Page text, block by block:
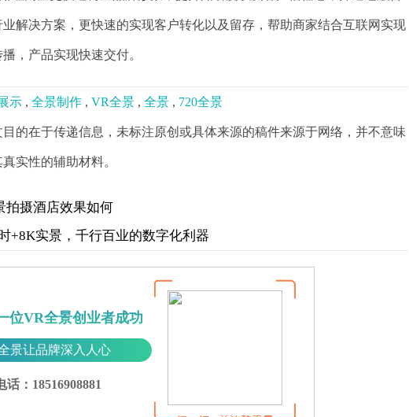
解决方案，更快速的实现客户转化以及留存，帮助商家结合互联网实现
，产品实现快速交付。
示 , 全景制作 , VR全景 , 全景 , 720全景
的在于传递信息，未标注原创或具体来源的稿件来源于网络，并不意味
实性的辅助材料。
拍摄酒店效果如何
+8K实景，千行百业的数字化利器
位VR全景创业者成功
景让品牌深入人心
话：18516908881